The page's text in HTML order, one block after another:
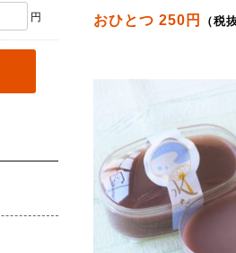
おひとつ 250円 （税
円